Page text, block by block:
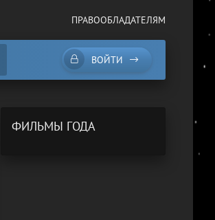
ПРАВООБЛАДАТЕЛЯМ
ВОЙТИ
ФИЛЬМЫ ГОДА